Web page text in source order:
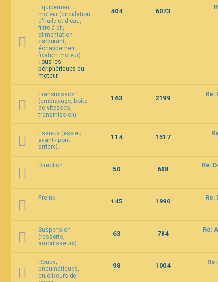
Equipement
moteur (circulation
d'huile et d'eau,
filtre à air,
alimentation
carburant,
échappement,
fixation moteur).
Tous les
périphériques du
moteur.
404 6073
Transmission
(embrayage, boîte
de vitesses,
transmission).
163 2199 Re:
Essieux (essieu
avant - pont
arrière).
114 1517
Direction 50 608 Re:
Freins 145 1990 Re:
Suspension
(ressorts,
amortisseurs).
63 784 Re:
Roues,
pneumatiques,
enjoliveurs de
98 1004